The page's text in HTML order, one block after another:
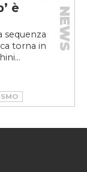
è
sequenza
torna in
NEWS